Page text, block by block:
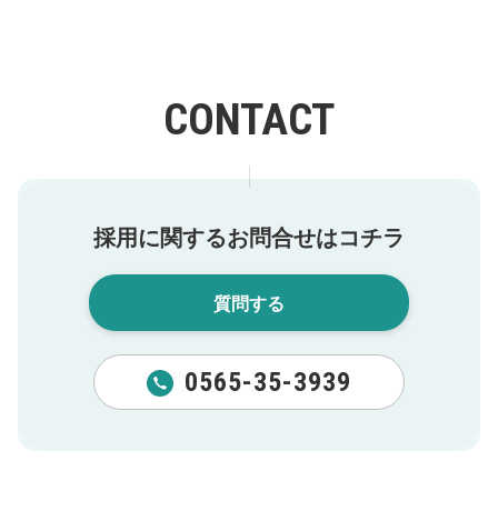
CONTACT
採用に関するお問合せはコチラ
質問する
0565-35-3939